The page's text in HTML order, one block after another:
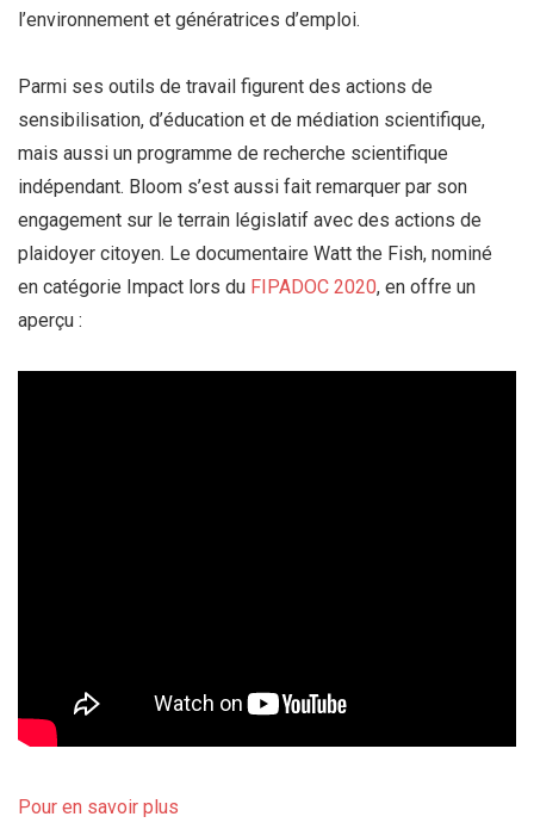
l’environnement et génératrices d’emploi.
Parmi ses outils de travail figurent des actions de
sensibilisation, d’éducation et de médiation scientifique,
mais aussi un programme de recherche scientifique
indépendant. Bloom s’est aussi fait remarquer par son
engagement sur le terrain législatif avec des actions de
plaidoyer citoyen. Le documentaire Watt the Fish, nominé
en catégorie Impact lors du FIPADOC 2020, en offre un
aperçu :
Pour en savoir plus